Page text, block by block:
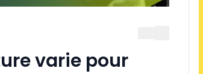
varie pour